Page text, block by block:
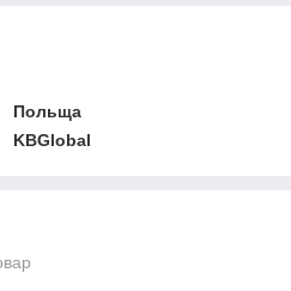
Польща
KBGlobal